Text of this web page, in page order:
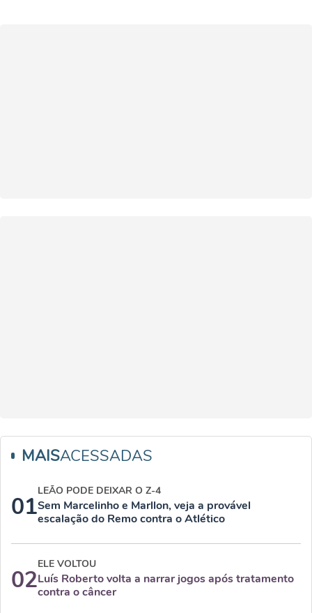
MAISACESSADAS
01
LEÃO PODE DEIXAR O Z-4
Sem Marcelinho e Marllon, veja a provável
escalação do Remo contra o Atlético
02
ELE VOLTOU
Luís Roberto volta a narrar jogos após tratamento
contra o câncer